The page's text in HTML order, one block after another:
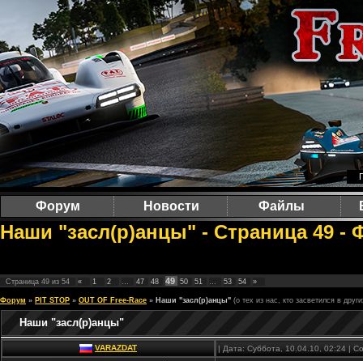
Форум Новости Файлы
Наши "засл(р)анцы" - Страница 49 -
Страница 49 из 54 « 1 2 … 47 48 49 50 51 … 53 54 »
Форум » PIT STOP » OUT OF Free-Race » Наши "засл(р)анцы" (о тех из нас, кто засветился в
Наши "засл(р)анцы"
VARAZDAT | Дата: Суббота, 10.04.10, 02:24 |